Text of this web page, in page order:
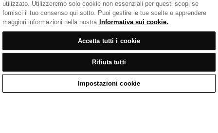
Abbigliamento Casual /
Home Cart Enquiry Waitlist
utilizzato. Utilizzeremo solo cookie non essenziali per questi scopi se
fornisci il tuo consenso qui sotto. Puoi gestire le tue scelte o apprendere
maggiori informazioni nella nostra Informativa sui cookie.
Accetta tutti i cookie
Rifiuta tutti
Impostazioni cookie